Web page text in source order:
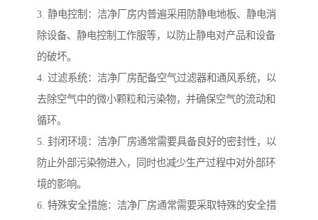
3. 静电控制：洁净厂房内普遍采用防静电地板、静电消
除设备、静电控制工作服等，以防止静电对产品和设备
的破坏。
4. 过滤系统：洁净厂房配备空气过滤器和通风系统，以
去除空气中的微小颗粒和污染物，并确保空气的流动和
循环。
5. 封闭环境：洁净厂房通常需要具备良好的密封性，以
防止外部污染物进入，同时也减少生产过程中对外部环
境的影响。
6. 特殊安全措施：洁净厂房通常需要采取特殊的安全措